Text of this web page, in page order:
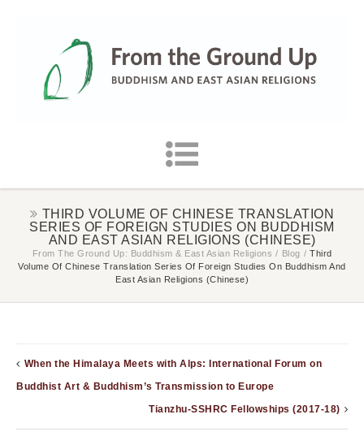
THIRD VOLUME OF CHINESE TRANSLATION
SERIES OF FOREIGN STUDIES ON BUDDHISM
AND EAST ASIAN RELIGIONS (CHINESE)
From The Ground Up: Buddhism & East Asian Religions / Blog / Third
Volume Of Chinese Translation Series Of Foreign Studies On Buddhism And
East Asian Religions (Chinese)
When the Himalaya Meets with Alps: International Forum on
Buddhist Art & Buddhism’s Transmission to Europe
Tianzhu-SSHRC Fellowships (2017-18)